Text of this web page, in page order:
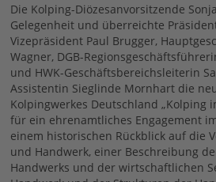
Die Kolping-Diözesanvorsitzende
Gelegenheit und überreichte
Vizepräsident Paul Brugger,
Wagner, DGB-
und HWK-Geschäftsbereichsleiterin
Assistentin Sieglinde Mornhart die
Kolpingwerkes Deutschland „Kolping
für ein ehrenamtliches Engagement
einem historischen Rückblick auf die
und Handwerk, einer Beschreibung
Handwerks und der wirtschaftlichen